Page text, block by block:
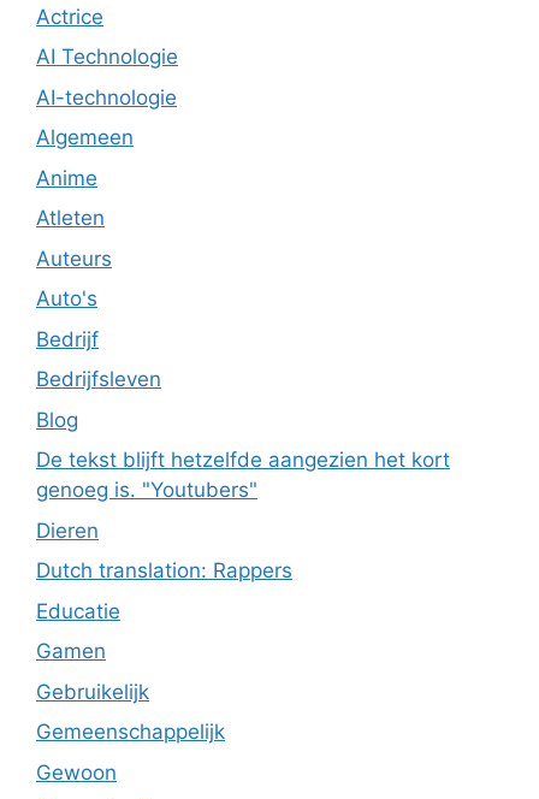
Actrice
AI Technologie
AI-technologie
Algemeen
Anime
Atleten
Auteurs
Auto's
Bedrijf
Bedrijfsleven
Blog
De tekst blijft hetzelfde aangezien het kort
genoeg is. "Youtubers"
Dieren
Dutch translation: Rappers
Educatie
Gamen
Gebruikelijk
Gemeenschappelijk
Gewoon